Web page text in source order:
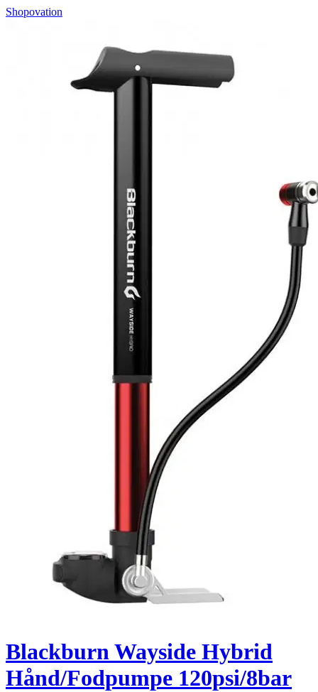
Shopovation
Blackburn Wayside Hybrid
Hånd/Fodpumpe 120psi/8bar